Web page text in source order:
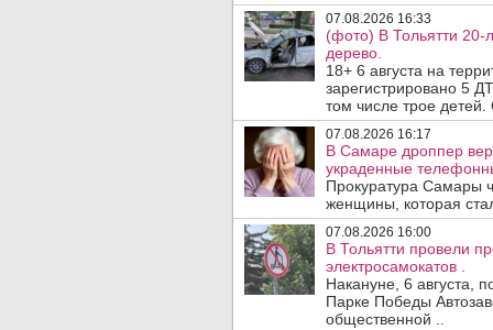
07.08.2026 16:33
(фото) В Тольятти 20-
дерево.
18+ 6 августа на
зарегистрировано 5
том числе трое
07.08.2026 16:17
В Самаре дроппер
украденные
Прокуратура Самары
женщины, которая
07.08.2026 16:00
В Тольятти провели
электросамокатов .
Накануне, 6 августа,
Парке Победы
общественной ..